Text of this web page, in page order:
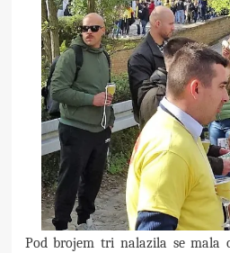
Pod brojem tri nalazila se mala